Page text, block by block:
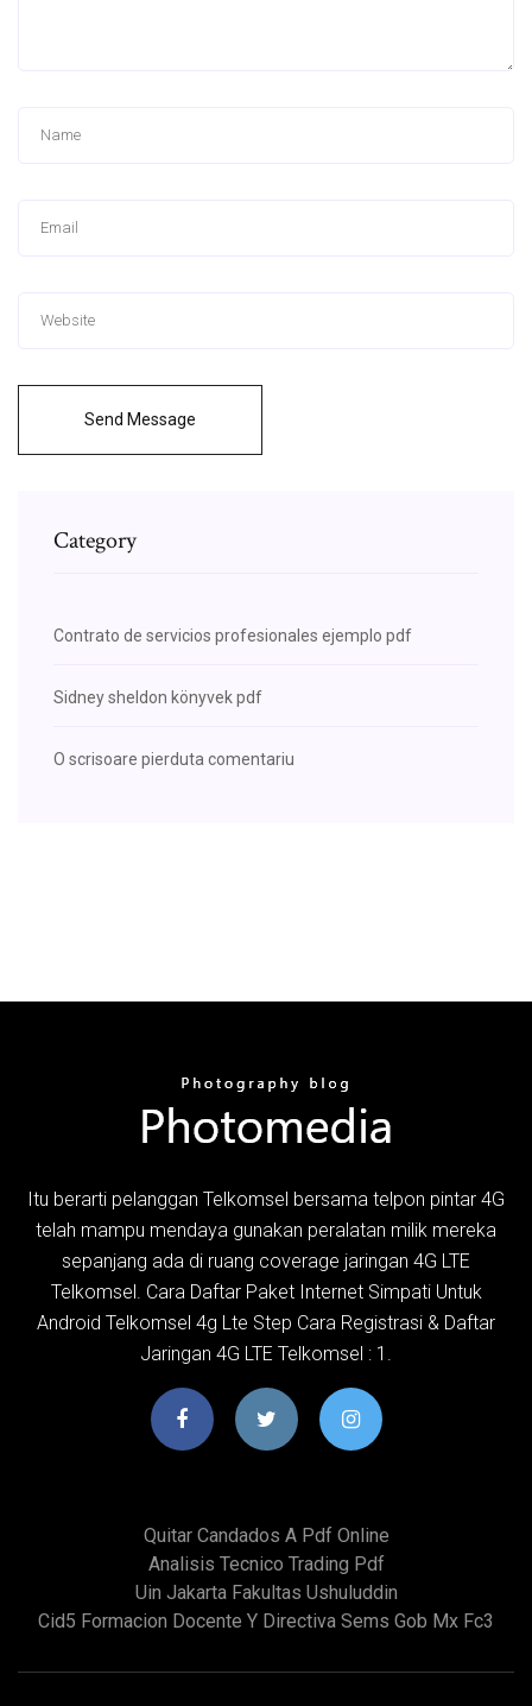
Send Message
Category
Contrato de servicios profesionales ejemplo pdf
Sidney sheldon könyvek pdf
O scrisoare pierduta comentariu
Itu berarti pelanggan Telkomsel bersama telpon pintar 4G
telah mampu mendaya gunakan peralatan milik mereka
sepanjang ada di ruang coverage jaringan 4G LTE
Telkomsel. Cara Daftar Paket Internet Simpati Untuk
Android Telkomsel 4g Lte Step Cara Registrasi & Daftar
Jaringan 4G LTE Telkomsel : 1.
Quitar Candados A Pdf Online
Analisis Tecnico Trading Pdf
Uin Jakarta Fakultas Ushuluddin
Cid5 Formacion Docente Y Directiva Sems Gob Mx Fc3